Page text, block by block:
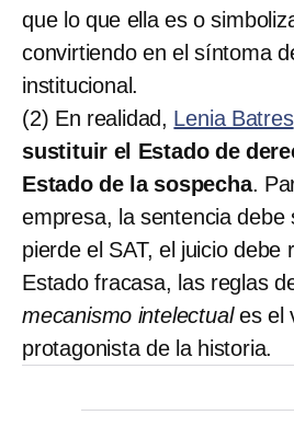
que lo que ella es o
convirtiendo en el síntoma
institucional.
(2) En realidad, Lenia Batres
sustituir el Estado de
Estado de la sospecha.
empresa, la sentencia debe
pierde el SAT, el juicio debe
Estado fracasa, las reglas
mecanismo intelectuales el
protagonista de la historia.